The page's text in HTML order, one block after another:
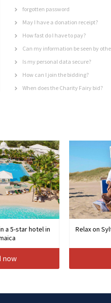
forgotten password
May I have a donation receipt?
How fast do I have to pay?
Can my information be seen by
Is my personal data secure?
How can I join the bidding?
When does the Charity Fairy bid?
a 5-star hotel in
now
Relax on